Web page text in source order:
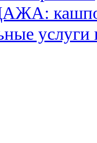
кашпо
услуги